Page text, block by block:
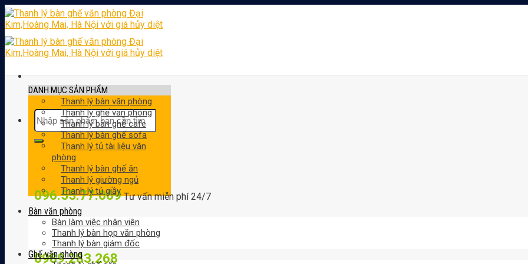
Skip
to
content
Tìm
kiếm:
096.55.77.069Tư vấn miễn phí 24/7
0989.283.268
DANH MỤC SẢN PHẨM
Thanh lý bàn văn phòng
Thanh lý ghế văn phòng
Thanh lý bàn ghế cafe
Thanh lý bàn ghế sofa
Thanh lý tủ tài liệu văn
phòng
Thanh lý bàn ghế ăn
Thanh lý giường ngủ
Thanh lý tủ giầy
Bàn văn phòng
Bàn làm việc nhân viên
Thanh lý bàn họp văn phòng
Thanh lý bàn giám đốc
Ghế văn phòng